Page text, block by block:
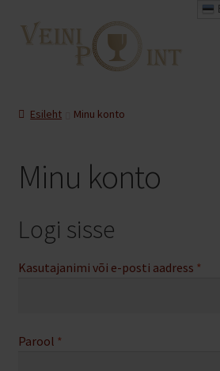
Liigu
navigeerimisele
Liigu
sisu
Ostukorv
Esileht Minu konto
Minu konto
Logi sisse
Kasutajanimi või e-posti aadress *
Parool *